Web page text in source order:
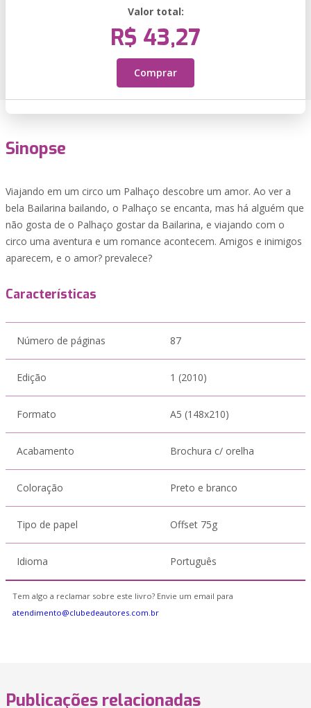
Valor total:
R$ 43,27
Comprar
Sinopse
Viajando em um circo um Palhaço descobre um amor. Ao ver a
bela Bailarina bailando, o Palhaço se encanta, mas há alguém que
não gosta de o Palhaço gostar da Bailarina, e viajando com o
circo uma aventura e um romance acontecem. Amigos e inimigos
aparecem, e o amor? prevalece?
Características
Número de páginas 87
Edição 1 (2010)
Formato A5 (148x210)
Acabamento Brochura c/ orelha
Coloração Preto e branco
Tipo de papel Offset 75g
Idioma Português
Tem algo a reclamar sobre este livro? Envie um email para
atendimento@clubedeautores.com.br
Publicações relacionadas